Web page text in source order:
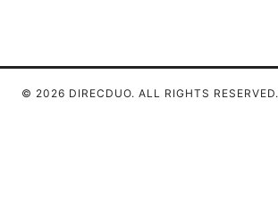
© 2026 DIRECDUO. ALL RIGHTS RESERVED.